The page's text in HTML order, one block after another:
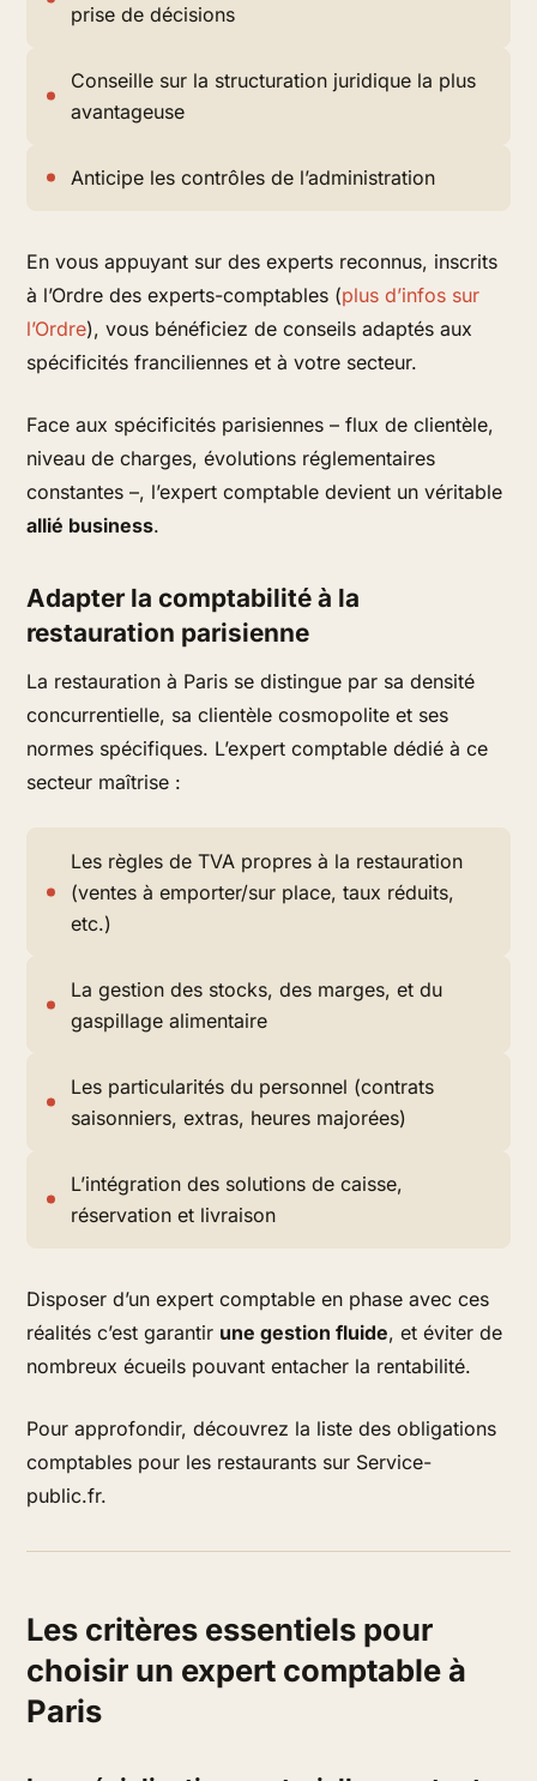
prise de décisions
Conseille sur la structuration juridique la plus
avantageuse
Anticipe les contrôles de l’administration
En vous appuyant sur des experts reconnus, inscrits
à l’Ordre des experts-comptables (plus d’infos sur
l’Ordre), vous bénéficiez de conseils adaptés aux
spécificités franciliennes et à votre secteur.
Face aux spécificités parisiennes – flux de clientèle,
niveau de charges, évolutions réglementaires
constantes –, l’expert comptable devient un véritable
allié business.
Adapter la comptabilité à la
restauration parisienne
La restauration à Paris se distingue par sa densité
concurrentielle, sa clientèle cosmopolite et ses
normes spécifiques. L’expert comptable dédié à ce
secteur maîtrise :
Les règles de TVA propres à la restauration
(ventes à emporter/sur place, taux réduits,
etc.)
La gestion des stocks, des marges, et du
gaspillage alimentaire
Les particularités du personnel (contrats
saisonniers, extras, heures majorées)
L’intégration des solutions de caisse,
réservation et livraison
Disposer d’un expert comptable en phase avec ces
réalités c’est garantir une gestion fluide, et éviter de
nombreux écueils pouvant entacher la rentabilité.
Pour approfondir, découvrez la liste des obligations
comptables pour les restaurants sur Service-
public.fr.
Les critères essentiels pour
choisir un expert comptable à
Paris